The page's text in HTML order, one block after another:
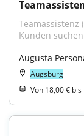
Kunden
Augusta
Augsburg
Von 18,00 € bis